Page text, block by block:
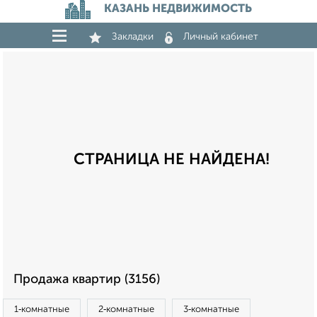
КАЗАНЬ НЕДВИЖИМОСТЬ
Закладки Личный кабинет
СТРАНИЦА НЕ НАЙДЕНА!
Продажа квартир (3156)
1‑комнатные 2‑комнатные 3‑комнатные